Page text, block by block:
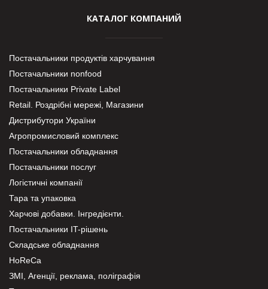
КАТАЛОГ КОМПАНИЙ
Постачальники продуктів харчування
Постачальники nonfood
Постачальники Private Label
Retail. Роздрібні мережі, Магазини
Дистрибутори України
Агропромисловий комплекс
Постачальники обладнання
Постачальники послуг
Логістичні компанії
Тара та упаковка
Харчові добавки. Інгредієнти.
Постачальники IT-рішень
Складське обладнання
HoReCa
ЗМІ, Агенції, реклама, поліграфія